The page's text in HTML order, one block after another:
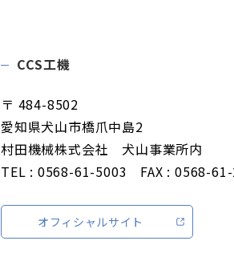
CCS工機
〒 484-8502
愛知県犬山市橋爪中島2
村田機械株式会社 犬山事業所内
TEL : 0568-61-5003 FAX : 0568-
オフィシャルサイト